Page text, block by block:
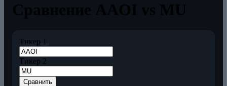
Тикер 1
Тикер 2
Сравнить